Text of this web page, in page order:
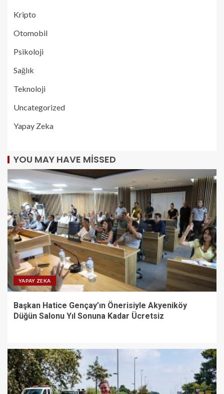
Kripto
Otomobil
Psikoloji
Sağlık
Teknoloji
Uncategorized
Yapay Zeka
YOU MAY HAVE MISSED
YAPAY ZEKA
Başkan Hatice Gençay’ın Önerisiyle Akyeniköy
Düğün Salonu Yıl Sonuna Kadar Ücretsiz